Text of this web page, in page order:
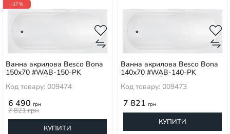
-17 %
Ванна акрилова Besco Bona
150x70 #WAB-150-PK
Код товару: 009474
6 490 грн
7 821грн
КУПИТИ
Ванна акрилова Besco Bona
140x70 #WAB-140-PK
Код товару: 009473
7 821 грн
КУПИТИ